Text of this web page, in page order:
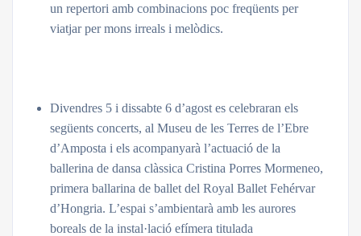
un repertori amb combinacions poc freqüents per
viatjar per mons irreals i melòdics.
Divendres 5 i dissabte 6 d’agost es celebraran els
següents concerts, al Museu de les Terres de l’Ebre
d’Amposta i els acompanyarà l’actuació de la
ballerina de dansa clàssica Cristina Porres Mormeneo,
primera ballarina de ballet del Royal Ballet Fehérvar
d’Hongria. L’espai s’ambientarà amb les aurores
boreals de la instal·lació efímera titulada